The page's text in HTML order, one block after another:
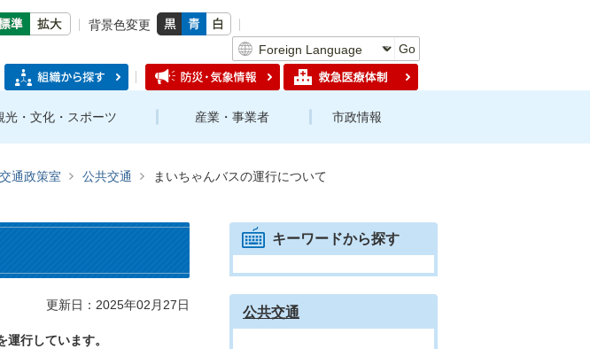
背景色変更
Go
光・文化・スポーツ 産業・事業者 市政情報
通政策室 公共交通 まいちゃんバスの運行について
更新日：2025年02月27日
行しています。
キーワードから探す
公共交通